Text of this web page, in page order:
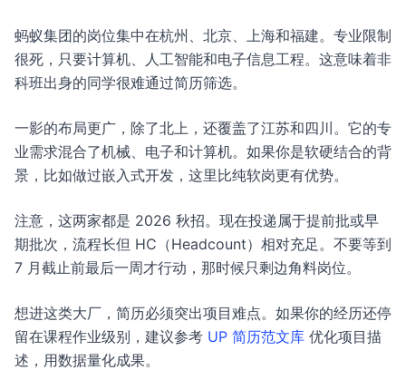
蚂蚁集团的岗位集中在杭州、北京、上海和福建。专业限制
很死，只要计算机、人工智能和电子信息工程。这意味着非
科班出身的同学很难通过简历筛选。
一影的布局更广，除了北上，还覆盖了江苏和四川。它的专
业需求混合了机械、电子和计算机。如果你是软硬结合的背
景，比如做过嵌入式开发，这里比纯软岗更有优势。
注意，这两家都是 2026 秋招。现在投递属于提前批或早
期批次，流程长但 HC（Headcount）相对充足。不要等到
7 月截止前最后一周才行动，那时候只剩边角料岗位。
想进这类大厂，简历必须突出项目难点。如果你的经历还停
留在课程作业级别，建议参考 UP 简历范文库 优化项目描
述，用数据量化成果。